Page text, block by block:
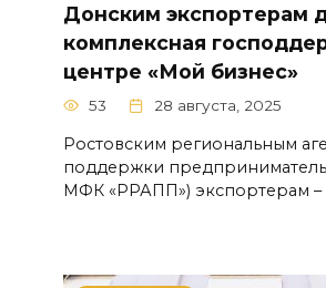
Донским экспортерам
комплексная
центре «Мой бизнес»
53 28 августа, 2025
Ростовским региональным
поддержки
МФК «РРАПП») экспортерам –